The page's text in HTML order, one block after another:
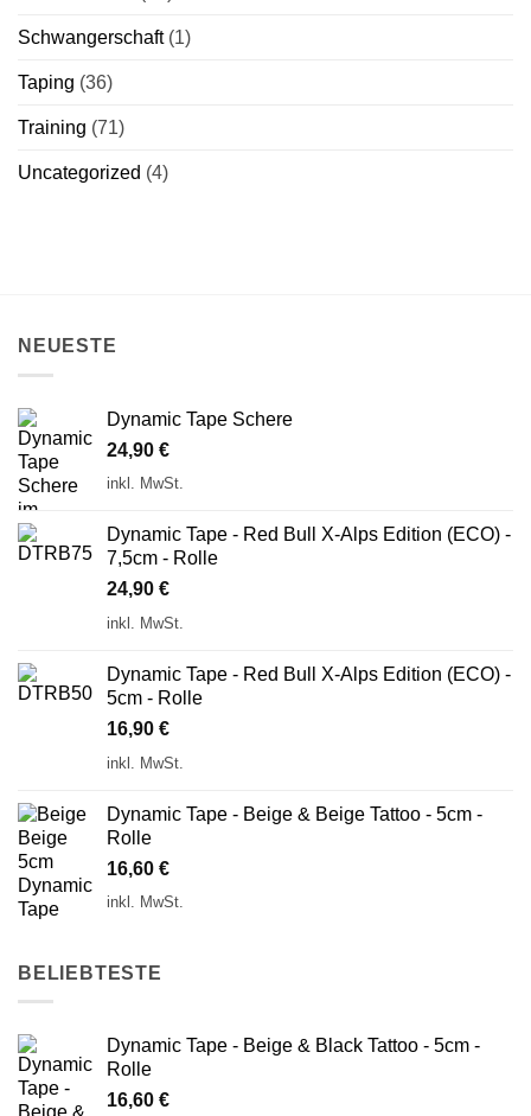
Schwangerschaft(1)
Taping (36)
Training (71)
Uncategorized (4)
NEUESTE
Dynamic Tape Schere
24,90 €
inkl. MwSt.
Dynamic Tape - Red Bull X-Alps Edition (ECO) -
7,5cm - Rolle
24,90 €
inkl. MwSt.
Dynamic Tape - Red Bull X-Alps Edition (ECO) -
5cm - Rolle
16,90 €
inkl. MwSt.
Dynamic Tape - Beige & Beige Tattoo - 5cm -
Rolle
16,60 €
inkl. MwSt.
BELIEBTESTE
Dynamic Tape - Beige & Black Tattoo - 5cm -
Rolle
16,60 €